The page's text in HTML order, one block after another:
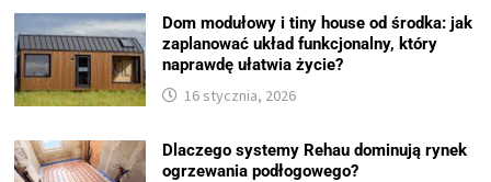
Dom modułowy i tiny house od środka: jak
zaplanować układ funkcjonalny, który
naprawdę ułatwia życie?
16 stycznia, 2026
Dlaczego systemy Rehau dominują rynek
ogrzewania podłogowego?